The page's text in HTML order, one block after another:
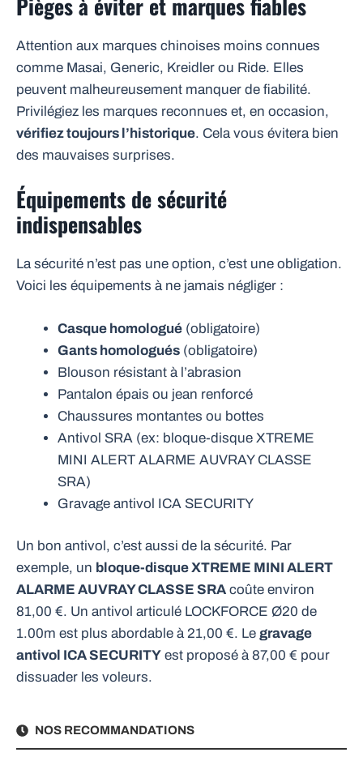
Attention aux marques chinoises moins connues
comme Masai, Generic, Kreidler ou Ride. Elles
peuvent malheureusement manquer de fiabilité.
Privilégiez les marques reconnues et, en occasion,
vérifiez toujours l’historique. Cela vous évitera bien
des mauvaises surprises.
Équipements de sécurité
indispensables
La sécurité n’est pas une option, c’est une obligation.
Voici les équipements à ne jamais négliger :
Casque homologué (obligatoire)
Gants homologués (obligatoire)
Blouson résistant à l’abrasion
Pantalon épais ou jean renforcé
Chaussures montantes ou bottes
Antivol SRA (ex: bloque-disque XTREME
MINI ALERT ALARME AUVRAY CLASSE
SRA)
Gravage antivol ICA SECURITY
Un bon antivol, c’est aussi de la sécurité. Par
exemple, un bloque-disque XTREME MINI ALERT
ALARME AUVRAY CLASSE SRA coûte environ
81,00 €. Un antivol articulé LOCKFORCE Ø20 de
1.00m est plus abordable à 21,00 €. Le gravage
antivol ICA SECURITY est proposé à 87,00 € pour
dissuader les voleurs.
NOS RECOMMANDATIONS